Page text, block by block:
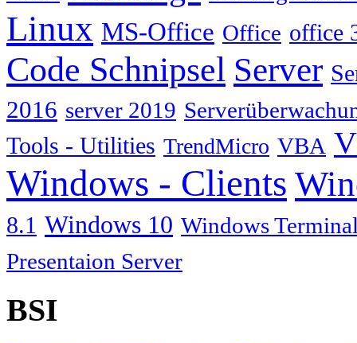
Linux MS-Office Office office
Code Schnipsel Server
2016 server 2019
Tools - Utilities TrendMicro VBA
Windows - Clients
8.1 Windows 10 Windows
Presentaion Server
BSI